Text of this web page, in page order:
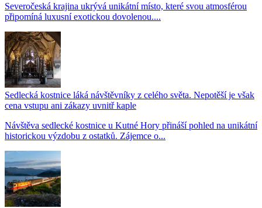
Severočeská krajina ukrývá unikátní místo, které svou atmosférou
připomíná luxusní exotickou dovolenou....
Sedlecká kostnice láká návštěvníky z celého světa. Nepotěší je však
cena vstupu ani zákazy uvnitř kaple
Návštěva sedlecké kostnice u Kutné Hory přináší pohled na unikátní
historickou výzdobu z ostatků. Zájemce o...